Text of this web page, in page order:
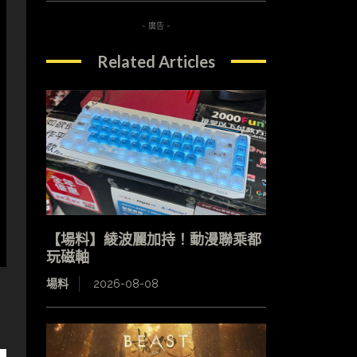
- 廣告 -
Related Articles
【場料】綾波麗加持！動漫聯乘都
玩磁軸
場料 2026-08-08